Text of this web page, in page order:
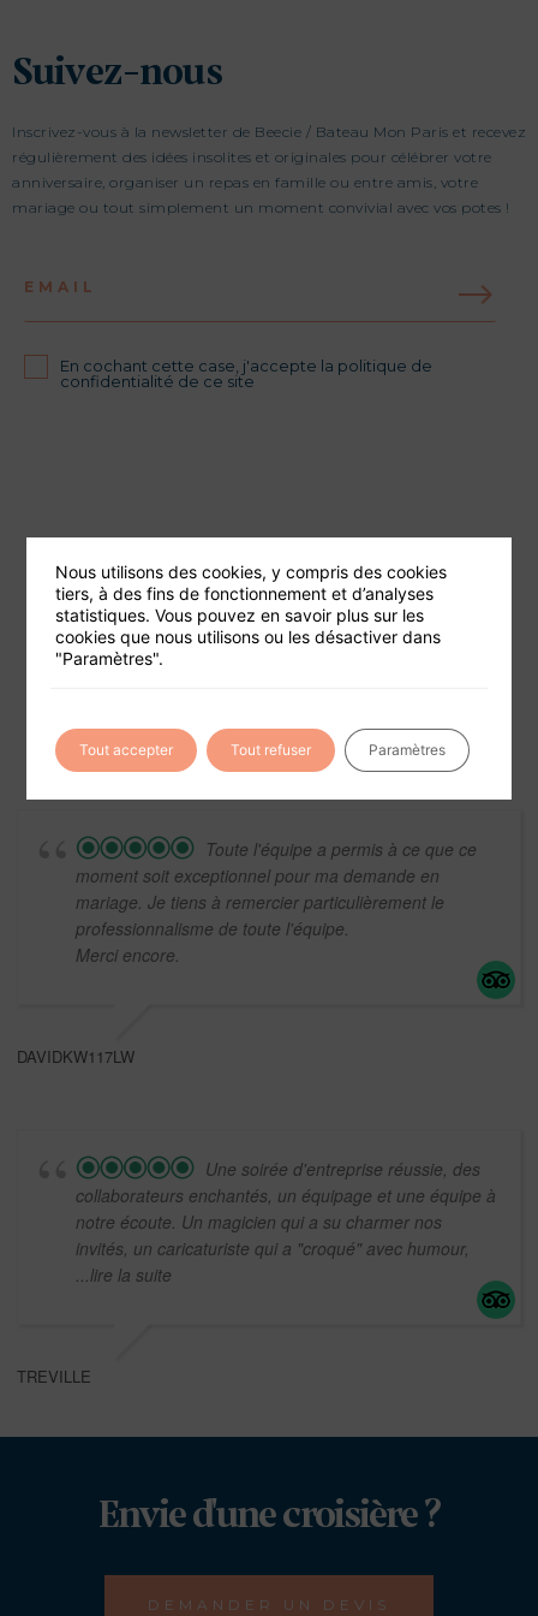
Suivez-nous
Inscrivez-vous à la newsletter de Beecie / Bateau Mon Paris et recevez
régulièrement des idées insolites et originales pour célébrer votre
anniversaire, organiser un repas en famille ou entre amis, votre
mariage ou tout simplement un moment convivial avec vos potes !
EMAIL
En cochant cette case, j'accepte la politique de
confidentialité de ce site
Foire aux questions
Conditions générales de vente
Toute l'équipe a permis à ce que ce
moment soit exceptionnel pour ma demande en
mariage. Je tiens à remercier particulièrement le
professionnalisme de toute l'équipe.
Merci encore.
DAVIDKW117LW
Une soirée d'entreprise réussie, des
collaborateurs enchantés, un équipage et une équipe à
notre écoute. Un magicien qui a su charmer nos
invités, un caricaturiste qui a "croqué" avec humour,
...lire la suite
TREVILLE
Envie d'une croisière ?
DEMANDER UN DEVIS
Nous utilisons des cookies, y compris des cookies
tiers, à des fins de fonctionnement et d’analyses
statistiques. Vous pouvez en savoir plus sur les
cookies que nous utilisons ou les désactiver dans
"Paramètres".
Tout accepter Tout refuser Paramètres